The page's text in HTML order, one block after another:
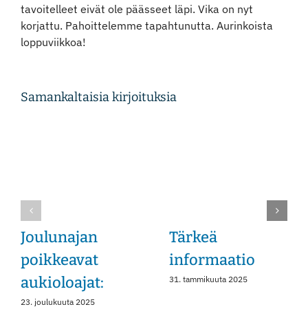
Yhteystiedot
Facebook
tavoitelleet eivät ole päässeet läpi. Vika on nyt
korjattu. Pahoittelemme tapahtunutta. Aurinkoista
loppuviikkoa!
Samankaltaisia kirjoituksia
Joulunajan
poikkeavat
aukioloajat:
23. joulukuuta 2025
Tärkeä
informaatio
31. tammikuuta 2025